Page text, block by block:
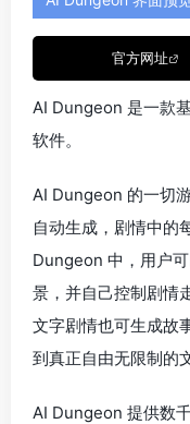
官方网址
AI Dungeon 是一款
软件。
AI Dungeon 的一切
自动生成，剧情中的
Dungeon 中，用户
景，并自己控制剧情
文字剧情也可生成故
到真正自由无限制的
AI Dungeon 提供数